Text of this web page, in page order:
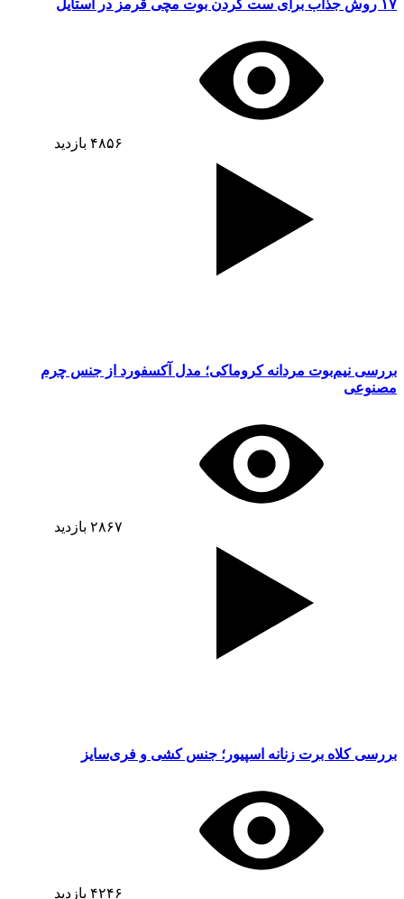
۱۷ روش جذاب برای ست کردن بوت مچی قرمز در استایل
۴۸۵۶ بازدید
بررسی نیم‌بوت مردانه کروماکی؛ مدل آکسفورد از جنس چرم
مصنوعی
۲۸۶۷ بازدید
بررسی کلاه برت زنانه اسپیور؛ جنس کشی و فری‌سایز
۴۲۴۶ بازدید